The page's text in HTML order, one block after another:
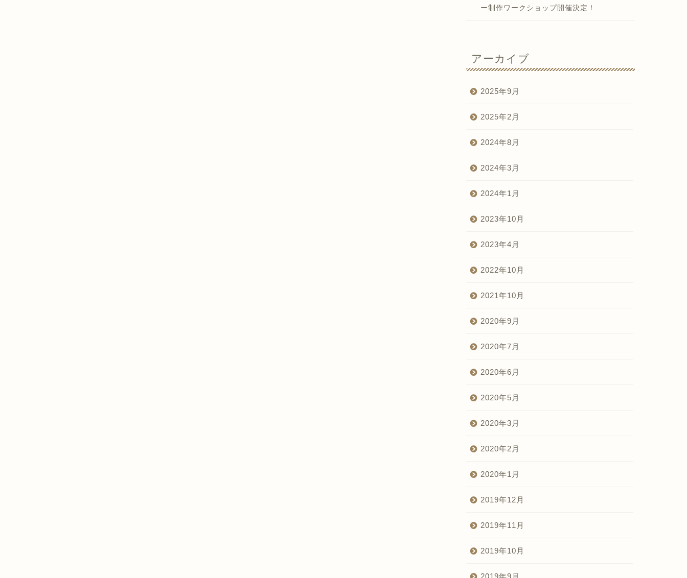
ー制作ワークショップ開催決定！
アーカイブ
2025年9月
2025年2月
2024年8月
2024年3月
2024年1月
2023年10月
2023年4月
2022年10月
2021年10月
2020年9月
2020年7月
2020年6月
2020年5月
2020年3月
2020年2月
2020年1月
2019年12月
2019年11月
2019年10月